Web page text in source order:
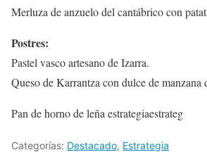
Merluza de anzuelo del cantábrico con
Postres:
Pastel vasco artesano de Izarra.
Queso de Karrantza con dulce de
Pan de horno de leña estrategiaestrateg
Categorías: Destacado, Estrategia